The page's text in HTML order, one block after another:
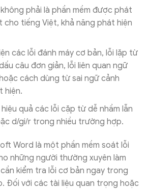
phải là phần mềm được phát
cho tiếng Việt, khả năng phát hiện
các lỗi đánh máy cơ bản, lỗi lặp từ
câu đơn giản, lỗi liên quan ngữ
cách dùng từ sai ngữ cảnh
hiện.
quả các lỗi cặp từ dễ nhầm lẫn
d/gi/r trong nhiều trường hợp.
Word là một phần mềm soát lỗi
những người thường xuyên làm
kiểm tra lỗi cơ bản ngay trong
Đối với các tài liệu quan trọng hoặc